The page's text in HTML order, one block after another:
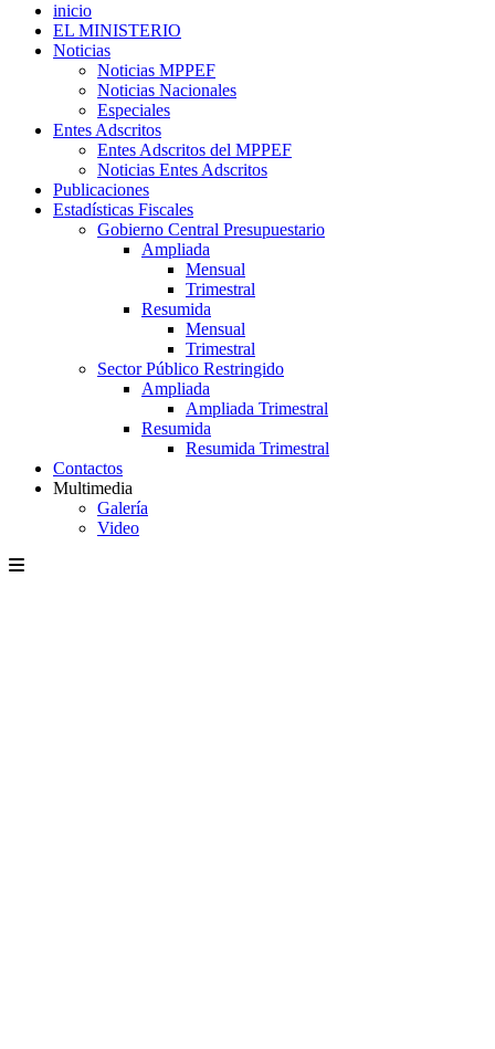
inicio
EL MINISTERIO
Noticias
Noticias MPPEF
Noticias Nacionales
Especiales
Entes Adscritos
Entes Adscritos del MPPEF
Noticias Entes Adscritos
Publicaciones
Estadísticas Fiscales
Gobierno Central Presupuestario
Ampliada
Mensual
Trimestral
Resumida
Mensual
Trimestral
Sector Público Restringido
Ampliada
Ampliada Trimestral
Resumida
Resumida Trimestral
Contactos
Multimedia
Galería
Video